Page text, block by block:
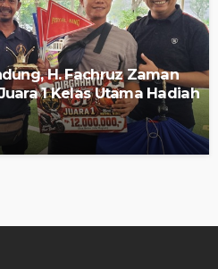
H. Fachruz Zaman
1 Kelas Utama Hadiah